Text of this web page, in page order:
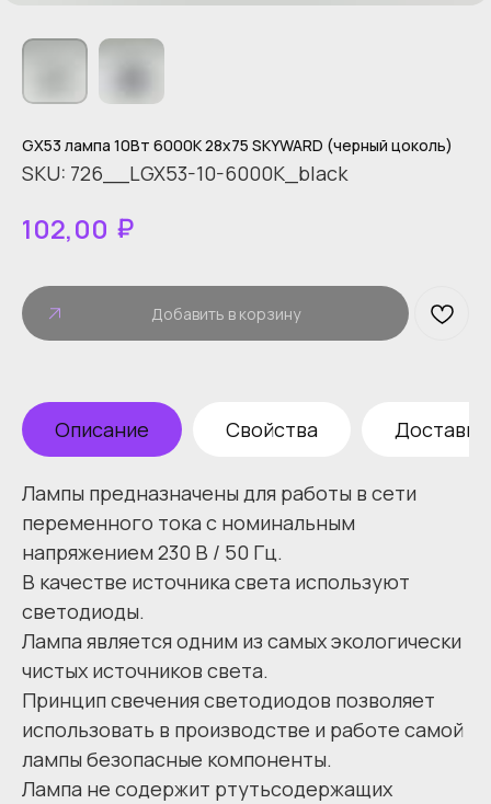
GX53 лампа 10Вт 6000К 28х75 SKYWARD (черный цоколь)
SKU: 726__LGX53-10-6000K_black
102,00 ₽
Добавить в корзину
Описание Свойства Доставка
Лампы предназначены для работы в сети
переменного тока с номинальным
напряжением 230 В / 50 Гц.
В качестве источника света используют
светодиоды.
Лампа является одним из самых экологически
чистых источников света.
Принцип свечения светодиодов позволяет
использовать в производстве и работе самой
лампы безопасные компоненты.
Лампа не содержит ртутьсодержащих